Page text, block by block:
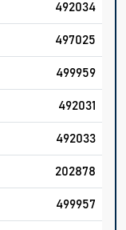
492034
497025
499959
492031
492033
202878
499957